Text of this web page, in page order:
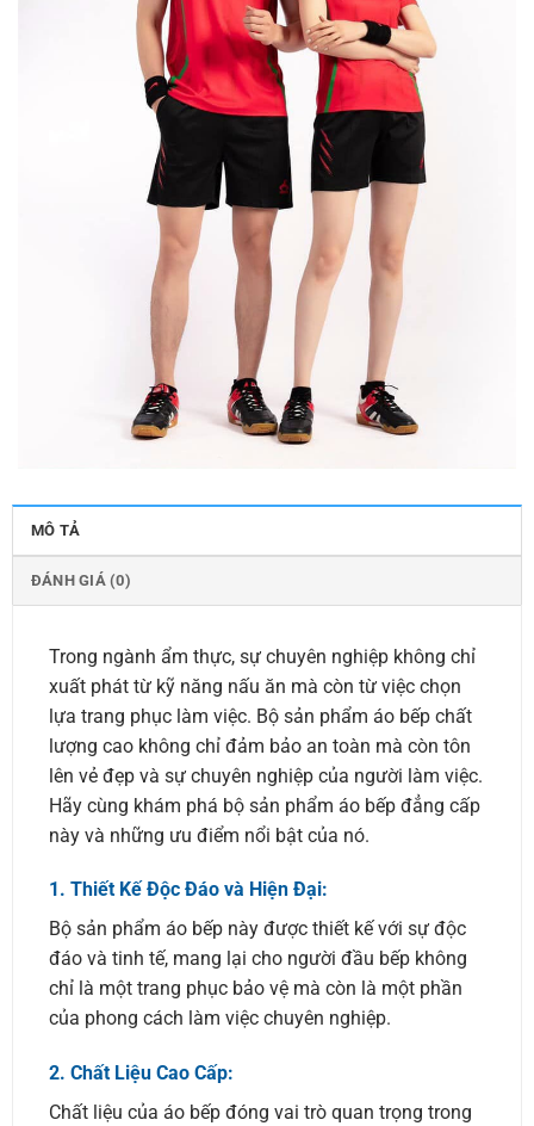
MÔ TẢ
ĐÁNH GIÁ (0)
Trong ngành ẩm thực, sự chuyên nghiệp không chỉ
xuất phát từ kỹ năng nấu ăn mà còn từ việc chọn
lựa trang phục làm việc. Bộ sản phẩm áo bếp chất
lượng cao không chỉ đảm bảo an toàn mà còn tôn
lên vẻ đẹp và sự chuyên nghiệp của người làm việc.
Hãy cùng khám phá bộ sản phẩm áo bếp đẳng cấp
này và những ưu điểm nổi bật của nó.
1. Thiết Kế Độc Đáo và Hiện Đại:
Bộ sản phẩm áo bếp này được thiết kế với sự độc
đáo và tinh tế, mang lại cho người đầu bếp không
chỉ là một trang phục bảo vệ mà còn là một phần
của phong cách làm việc chuyên nghiệp.
2. Chất Liệu Cao Cấp:
Chất liệu của áo bếp đóng vai trò quan trọng trong